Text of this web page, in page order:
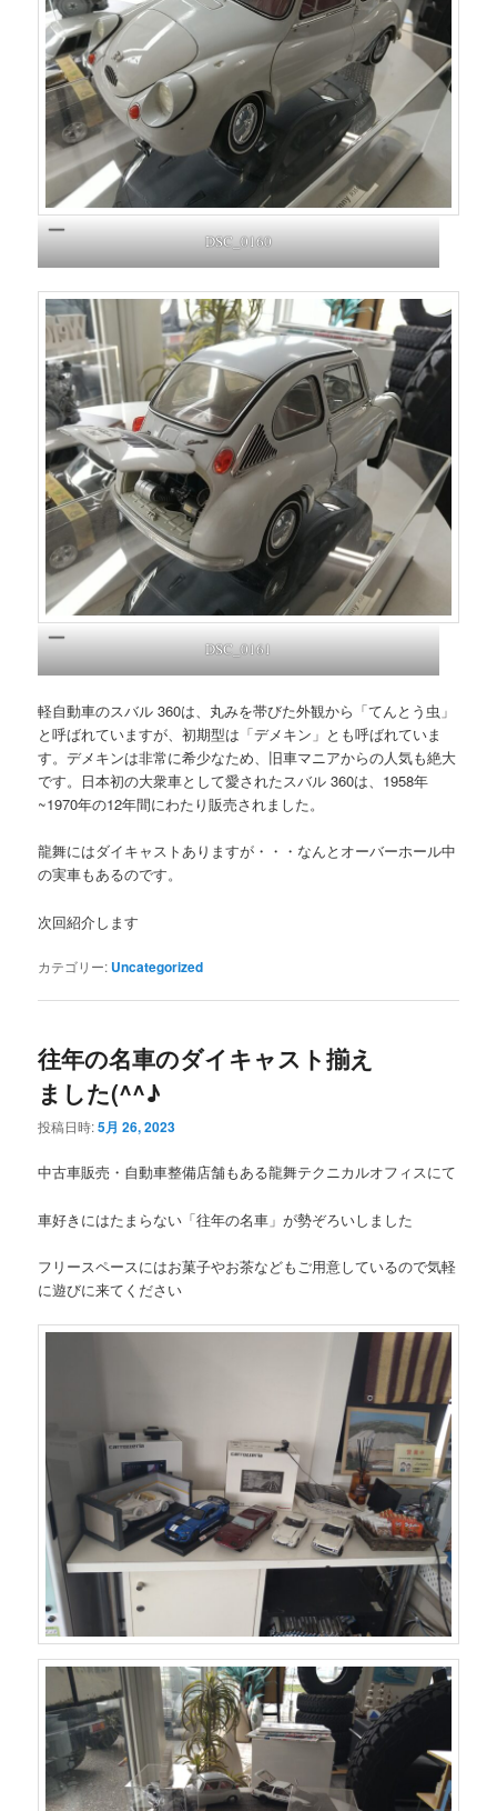
DSC_0160
DSC_0161
軽自動車のスバル 360は、丸みを帯びた外観から「てんとう虫」
と呼ばれていますが、初期型は「デメキン」とも呼ばれていま
す。デメキンは非常に希少なため、旧車マニアからの人気も絶大
です。日本初の大衆車として愛されたスバル 360は、1958年
~1970年の12年間にわたり販売されました。
龍舞にはダイキャストありますが・・・なんとオーバーホール中
の実車もあるのです。
次回紹介します
カテゴリー: Uncategorized
往年の名車のダイキャスト揃え
ました(^^♪
投稿日時:5月 26, 2023
中古車販売・自動車整備店舗もある龍舞テクニカルオフィスにて
車好きにはたまらない「往年の名車」が勢ぞろいしました
フリースペースにはお菓子やお茶などもご用意しているので気軽
に遊びに来てください